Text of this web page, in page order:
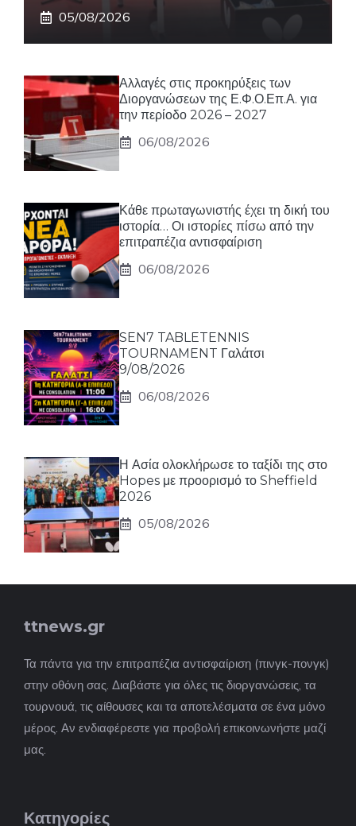
05/08/2026
Αλλαγές στις προκηρύξεις των
Διοργανώσεων της Ε.Φ.Ο.Επ.Α. για
την περίοδο 2026 – 2027
06/08/2026
Κάθε πρωταγωνιστής έχει τη δική του
ιστορία… Οι ιστορίες πίσω από την
επιτραπέζια αντισφαίριση
06/08/2026
SEN7 TABLETENNIS
TOURNAMENT Γαλάτσι
9/08/2026
06/08/2026
Η Ασία ολοκλήρωσε το ταξίδι της στο
Hopes με προορισμό το Sheffield
2026
05/08/2026
ttnews.gr
Τα πάντα για την επιτραπέζια αντισφαίριση (πινγκ-πονγκ)
στην οθόνη σας. Διαβάστε για όλες τις διοργανώσεις, τα
τουρνουά, τις αίθουσες και τα αποτελέσματα σε ένα μόνο
μέρος. Αν ενδιαφέρεστε για προβολή επικοινωνήστε μαζί
μας.
Κατηγορίες